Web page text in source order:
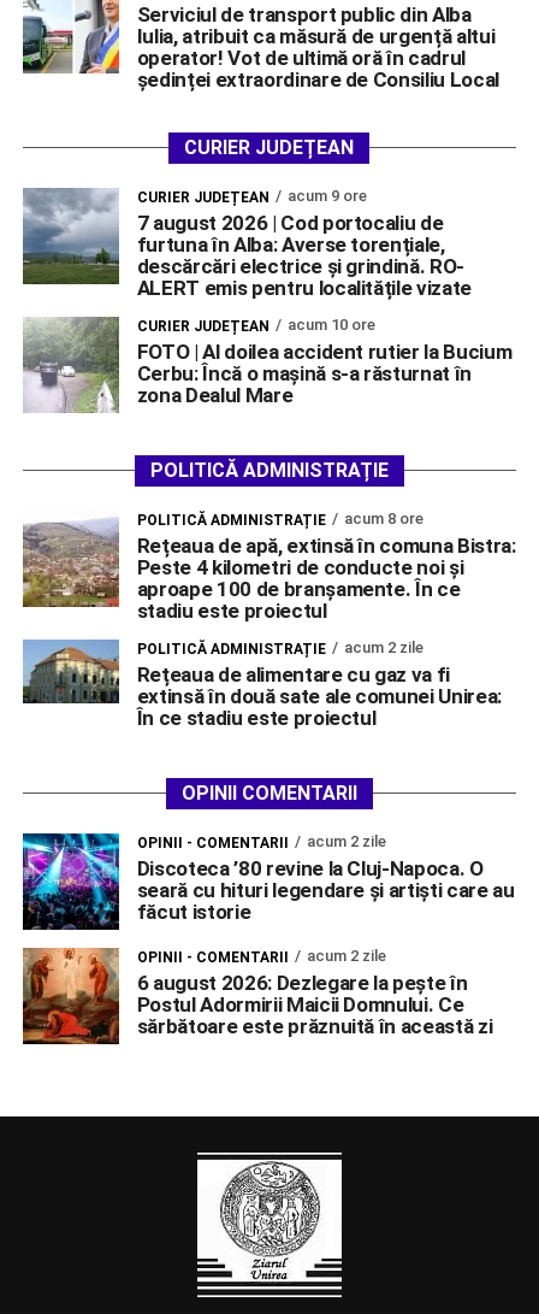
Serviciul de transport public din Alba
Iulia, atribuit ca măsură de urgență altui
operator! Vot de ultimă oră în cadrul
ședinței extraordinare de Consiliu Local
CURIER JUDEȚEAN
CURIER JUDEȚEAN acum 9 ore
7 august 2026 | Cod portocaliu de
furtuna în Alba: Averse torențiale,
descărcări electrice și grindină. RO-
ALERT emis pentru localitățile vizate
CURIER JUDEȚEAN acum 10 ore
FOTO | Al doilea accident rutier la Bucium
Cerbu: Încă o mașină s-a răsturnat în
zona Dealul Mare
POLITICĂ ADMINISTRAȚIE
POLITICĂ ADMINISTRAȚIE acum 8 ore
Rețeaua de apă, extinsă în comuna Bistra:
Peste 4 kilometri de conducte noi și
aproape 100 de branșamente. În ce
stadiu este proiectul
POLITICĂ ADMINISTRAȚIE acum 2 zile
Rețeaua de alimentare cu gaz va fi
extinsă în două sate ale comunei Unirea:
În ce stadiu este proiectul
OPINII COMENTARII
OPINII - COMENTARII acum 2 zile
Discoteca ’80 revine la Cluj-Napoca. O
seară cu hituri legendare și artiști care au
făcut istorie
OPINII - COMENTARII acum 2 zile
6 august 2026: Dezlegare la pește în
Postul Adormirii Maicii Domnului. Ce
sărbătoare este prăznuită în această zi